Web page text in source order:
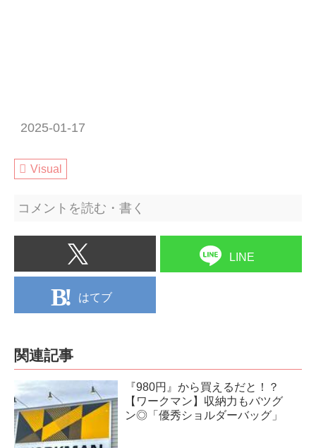
2025-01-17
Visual
コメントを読む・書く
LINE
はてブ
関連記事
『980円』から買えるだと！？
【ワークマン】収納力もバツグ
ン◎「優秀ショルダーバッグ」